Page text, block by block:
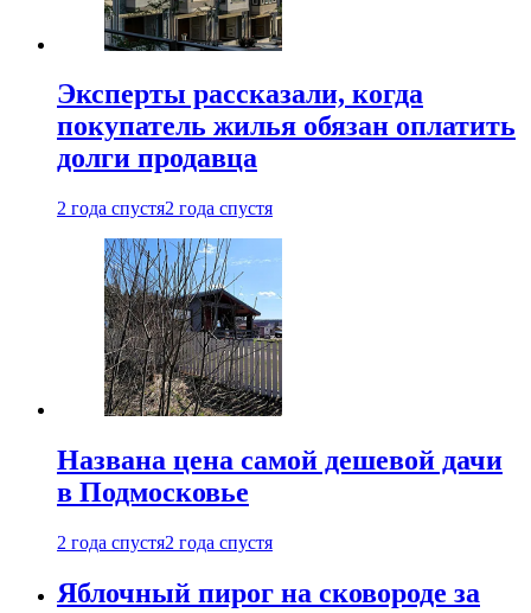
Эксперты рассказали, когда
покупатель жилья обязан оплатить
долги продавца
2 года спустя2 года спустя
Названа цена самой дешевой дачи
в Подмосковье
2 года спустя2 года спустя
Яблочный пирог на сковороде за